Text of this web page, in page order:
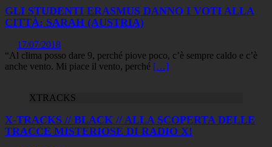
GLI STUDENTI ERASMUS DANNO I VOTI ALLA
CITTÀ: SARAH (AUSTRIA)
17/07/2018
“Al clima posso dare 9, perché piove poco, c’è sempre caldo e c’è
anche vento. Mi piace il vento, perché […]
XTRACKS
X-TRACKS // BLACK // ALLA SCOPERTA DELLE
TRACCE MISTERIOSE DI RADIO X!